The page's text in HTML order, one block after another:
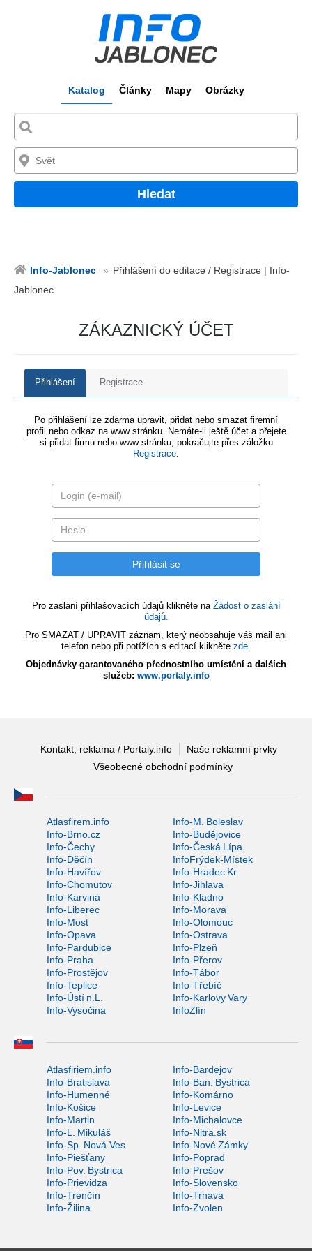
Katalog Články Mapy Obrázky
Hledat
Info-Jablonec
Přihlášení do editace / Registrace | Info-
Jablonec
ZÁKAZNICKÝ ÚČET
Přihlášení Registrace
Po přihlášení lze zdarma upravit, přidat nebo smazat firemní
profil nebo odkaz na www stránku. Nemáte-li ještě účet a přejete
si přidat firmu nebo www stránku, pokračujte přes záložku
Registrace.
Pro zaslání přihlašovacích údajů klikněte na Žádost o zaslání
údajů.
Pro SMAZAT / UPRAVIT záznam, který neobsahuje váš mail ani
telefon nebo při potížích s editací klikněte zde.
Objednávky garantovaného přednostního umístění a dalších
služeb: www.portaly.info
Kontakt, reklama / Portaly.info
Naše reklamní prvky
Všeobecné obchodní podmínky
Atlasfirem.info
Info-M. Boleslav
Info-Brno.cz
Info-Budějovice
Info-Čechy
Info-Česká Lípa
Info-Děčín
InfoFrýdek-Místek
Info-Havířov
Info-Hradec Kr.
Info-Chomutov
Info-Jihlava
Info-Karviná
Info-Kladno
Info-Liberec
Info-Morava
Info-Most
Info-Olomouc
Info-Opava
Info-Ostrava
Info-Pardubice
Info-Plzeň
Info-Praha
Info-Přerov
Info-Prostějov
Info-Tábor
Info-Teplice
Info-Třebíč
Info-Ústí n.L.
Info-Karlovy Vary
Info-Vysočina
InfoZlín
Atlasfiriem.info
Info-Bardejov
Info-Bratislava
Info-Ban. Bystrica
Info-Humenné
Info-Komárno
Info-Košice
Info-Levice
Info-Martin
Info-Michalovce
Info-L. Mikuláš
Info-Nitra.sk
Info-Sp. Nová Ves
Info-Nové Zámky
Info-Piešťany
Info-Poprad
Info-Pov. Bystrica
Info-Prešov
Info-Prievidza
Info-Slovensko
Info-Trenčín
Info-Trnava
Info-Žilina
Info-Zvolen